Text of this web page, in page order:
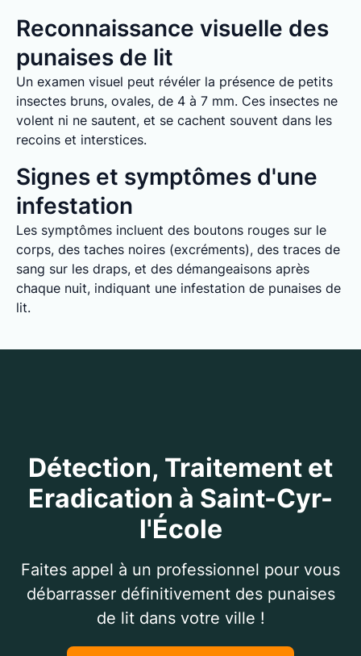
Reconnaissance visuelle des
punaises de lit
Un examen visuel peut révéler la présence de petits
insectes bruns, ovales, de 4 à 7 mm. Ces insectes ne
volent ni ne sautent, et se cachent souvent dans les
recoins et interstices.
Signes et symptômes d'une
infestation
Les symptômes incluent des boutons rouges sur le
corps, des taches noires (excréments), des traces de
sang sur les draps, et des démangeaisons après
chaque nuit, indiquant une infestation de punaises de
lit.
Détection, Traitement et
Eradication à Saint-Cyr-
l'École
Faites appel à un professionnel pour vous
débarrasser définitivement des punaises
de lit dans votre ville !